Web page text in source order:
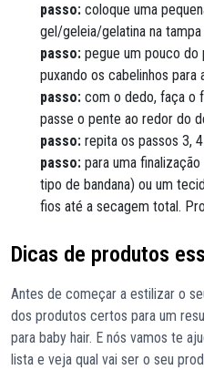
passo: coloque uma
gel/geleia/gelatina na
passo: pegue um pouco
puxando os cabelinhos para
passo: com o dedo, faça o
passe o pente ao redor do
passo: repita os passos 3,
passo: para uma
tipo de bandana) ou um
fios até a secagem total.
Dicas de produtos
Antes de começar a estilizar o
dos produtos certos para um
para baby hair. E nós vamos te
lista e veja qual vai ser o seu